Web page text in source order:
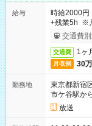
給与
時給2000
+残業5h ※
取りサービ
交通費
交通費 1ヶ
月収例 30
勤務地
東京都新宿
市ケ谷駅か
放送